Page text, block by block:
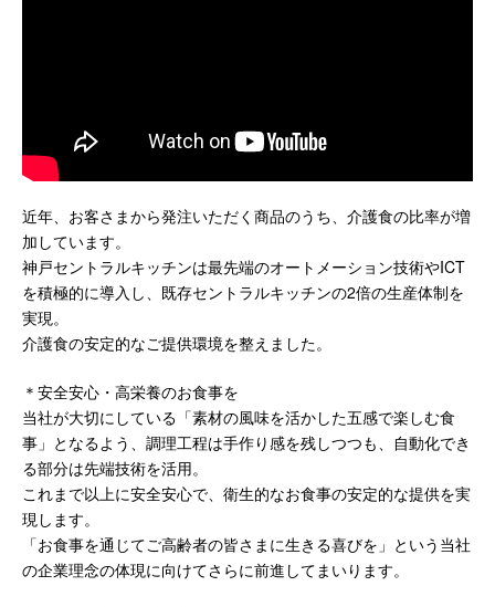
近年、お客さまから発注いただく商品のうち、介護食の比率が増
加しています。
神戸セントラルキッチンは最先端のオートメーション技術やICT
を積極的に導入し、既存セントラルキッチンの2倍の生産体制を
実現。
介護食の安定的なご提供環境を整えました。
＊安全安心・高栄養のお食事を
当社が大切にしている「素材の風味を活かした五感で楽しむ食
事」となるよう、調理工程は手作り感を残しつつも、自動化でき
る部分は先端技術を活用。
これまで以上に安全安心で、衛生的なお食事の安定的な提供を実
現します。
「お食事を通じてご高齢者の皆さまに生きる喜びを」という当社
の企業理念の体現に向けてさらに前進してまいります。